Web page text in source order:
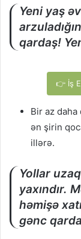
Yeni yaş
qardaş!
👉 İş
Bir az daha
ən şirin
illərə.
Yollar
yaxındır.
həmişə
gənc